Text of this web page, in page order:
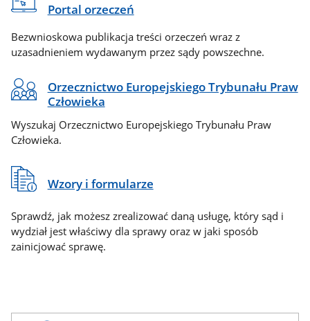
Portal orzeczeń
Bezwnioskowa publikacja treści orzeczeń wraz z
uzasadnieniem wydawanym przez sądy powszechne.
Orzecznictwo Europejskiego Trybunału Praw
Człowieka
Wyszukaj Orzecznictwo Europejskiego Trybunału Praw
Człowieka.
Wzory i formularze
Sprawdź, jak możesz zrealizować daną usługę, który sąd i
wydział jest właściwy dla sprawy oraz w jaki sposób
zainicjować sprawę.